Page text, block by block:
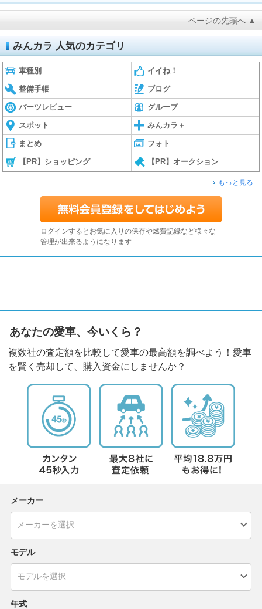
ページの先頭へ ▲
みんカラ 人気のカテゴリ
車種別 イイね！
整備手帳 ブログ
パーツレビュー グループ
スポット みんカラ＋
まとめ フォト
【PR】ショッピング 【PR】オークション
もっと見る
ログインするとお気に入りの保存や燃費記録など様々な
管理が出来るようになります
あなたの愛車、今いくら？
複数社の査定額を比較して愛車の最高額を調べよう！愛車
を賢く売却して、購入資金にしませんか？
メーカー
モデル
年式